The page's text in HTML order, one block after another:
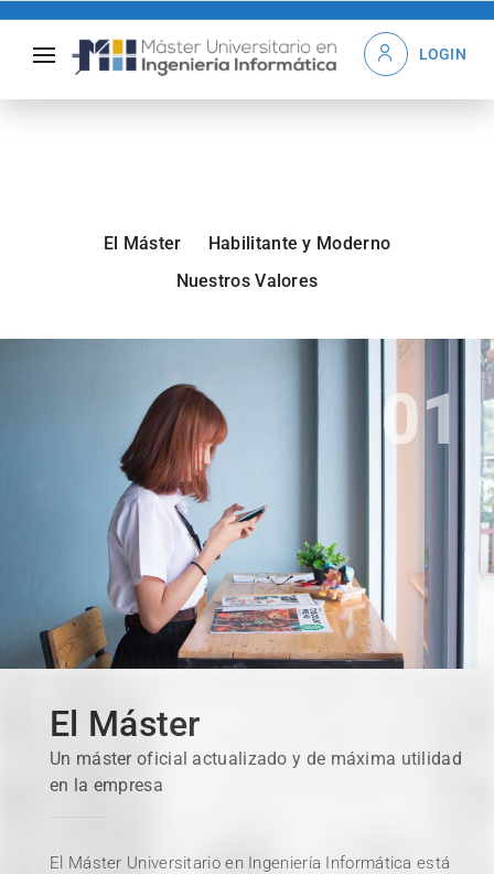
LOGIN
El Máster
Habilitante y Moderno
Nuestros Valores
01
El Máster
Un máster oficial actualizado y de máxima utilidad
en la empresa
El Máster Universitario en Ingeniería Informática está